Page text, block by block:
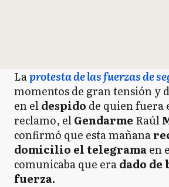
Laprotesta de las fuerzas de
momentos de gran tensión y
en eldespido de quien fuera
reclamo, elGendarme Raúl
confirmó que esta mañana
domicilio el telegramaen
comunicaba que eradado de
fuerza.